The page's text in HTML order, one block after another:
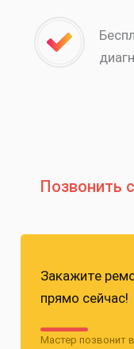
Позвонить
Закажите
прямо сейчас!
Мастер позвонит